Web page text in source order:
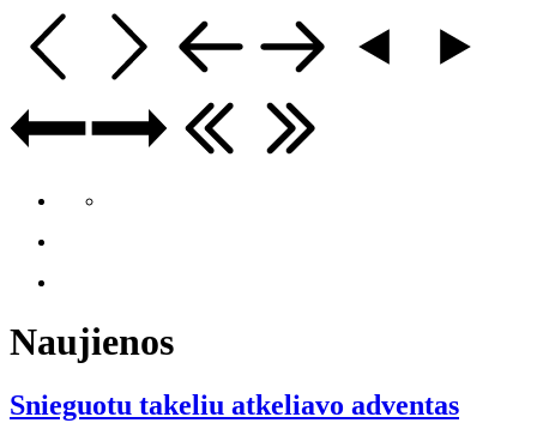
Naujienos
Snieguotu takeliu atkeliavo adventas